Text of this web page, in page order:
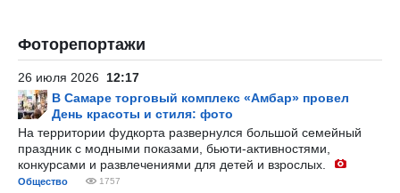
Фоторепортажи
26 июля 2026 12:17
В Самаре торговый комплекс «Амбар» провел
День красоты и стиля: фото
На территории фудкорта развернулся большой семейный
праздник с модными показами, бьюти-активностями,
конкурсами и развлечениями для детей и взрослых.
Общество 1757